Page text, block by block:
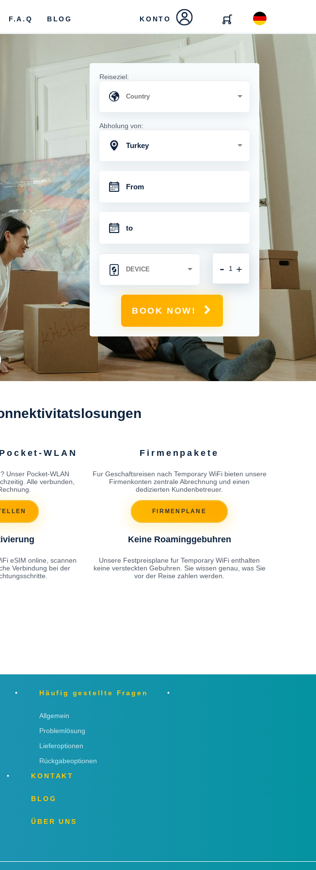
F.A.Q BLOG KONTO
Reiseziel:
Abholung von:
Turkey
+
-
BOOK NOW!
WLAN
Unser Pocket-WLAN
Alle verbunden,
Firmenpakete
Fur Geschaftsreisen nach Temporary WiFi bieten unsere
Firmenkonten zentrale Abrechnung und einen
dedizierten Kundenbetreuer.
FIRMENPLANE
eSIM online, scannen
Verbindung bei der
Keine Roaminggebuhren
Unsere Festpreisplane fur Temporary WiFi enthalten
keine versteckten Gebuhren. Sie wissen genau, was Sie
vor der Reise zahlen werden.
Häufig gestellte Fragen
Allgemein
Problemlösung
Lieferoptionen
Rückgabeoptionen
KONTAKT
BLOG
ÜBER UNS